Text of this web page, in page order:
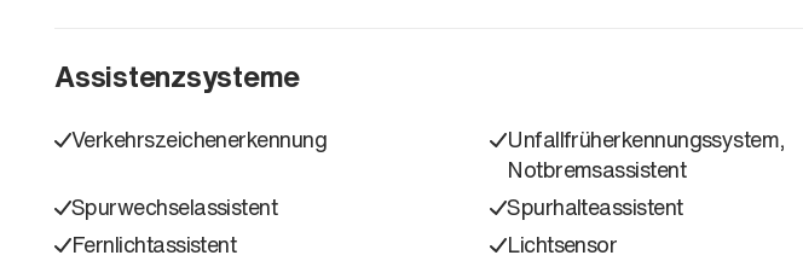
Assistenzsysteme
Verkehrszeichenerkennung
Unfallfrüherkennungssystem,
Notbremsassistent
Spurwechselassistent
Spurhalteassistent
Fernlichtassistent
Lichtsensor